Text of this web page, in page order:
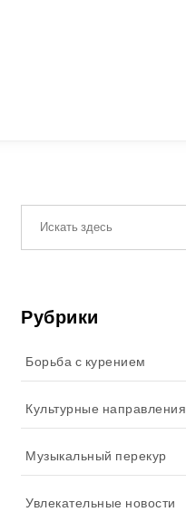
Рубрики
Борьба с курением
Культурные направления
Музыкальный перекур
Увлекательные новости